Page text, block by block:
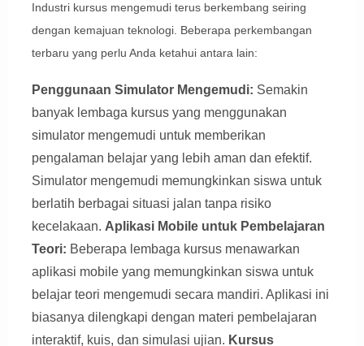
Industri kursus mengemudi terus berkembang seiring
dengan kemajuan teknologi. Beberapa perkembangan
terbaru yang perlu Anda ketahui antara lain:
Penggunaan Simulator Mengemudi: Semakin
banyak lembaga kursus yang menggunakan
simulator mengemudi untuk memberikan
pengalaman belajar yang lebih aman dan efektif.
Simulator mengemudi memungkinkan siswa untuk
berlatih berbagai situasi jalan tanpa risiko
kecelakaan. Aplikasi Mobile untuk Pembelajaran
Teori: Beberapa lembaga kursus menawarkan
aplikasi mobile yang memungkinkan siswa untuk
belajar teori mengemudi secara mandiri. Aplikasi ini
biasanya dilengkapi dengan materi pembelajaran
interaktif, kuis, dan simulasi ujian. Kursus